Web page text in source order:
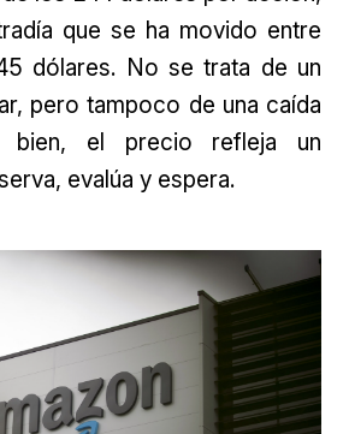
que se ha movido entre
dólares. No se trata de un
pero tampoco de una caída
bien, el precio refleja un
evalúa y espera.